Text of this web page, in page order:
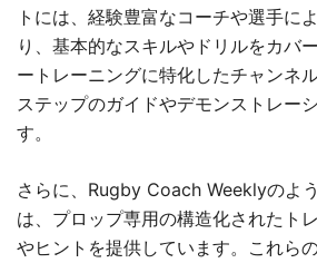
トには、経験豊富なコーチや選手に
り、基本的なスキルやドリルをカバ
ートレーニングに特化したチャンネ
ステップのガイドやデモンストレー
す。
さらに、Rugby Coach Weeklyのよ
は、プロップ専用の構造化されたト
やヒントを提供しています。これら